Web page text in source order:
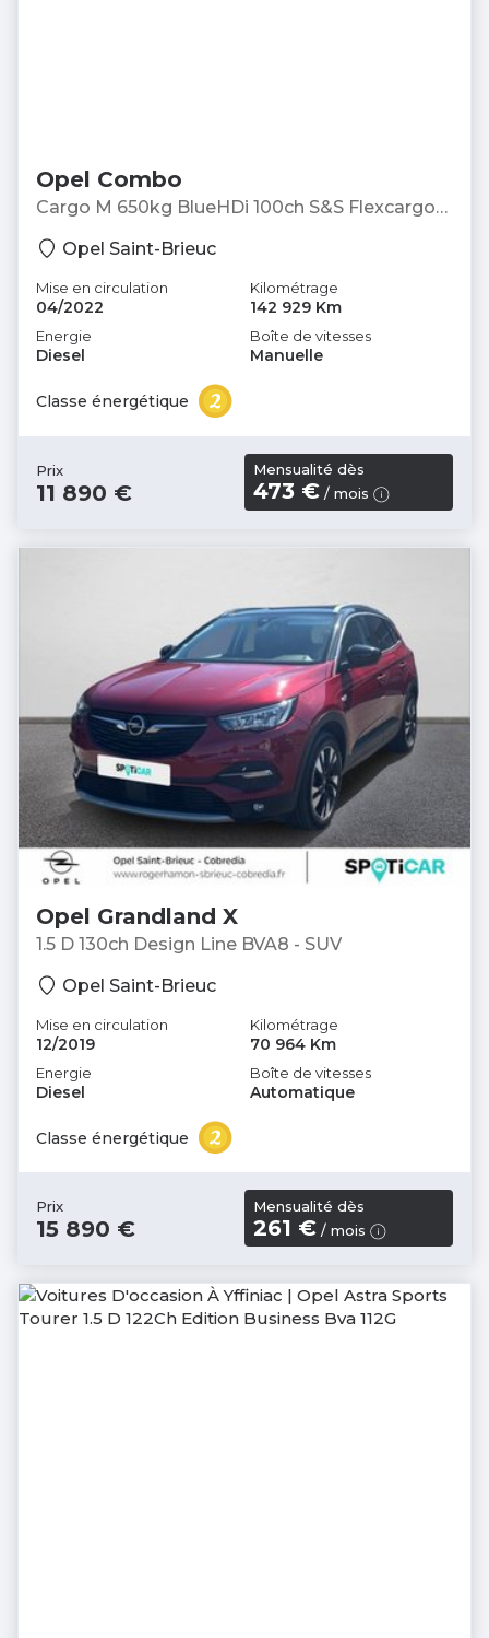
Opel Combo
Cargo M 650kg BlueHDi 100ch S&S Flexcargo
Opel Saint-Brieuc
Mise en circulation
04/2022
Kilométrage
142 929 Km
Energie
Diesel
Boîte de vitesses
Manuelle
Classe énergétique
Prix
11 890 €
Mensualité dès
473 € / mois
Opel Grandland X
1.5 D 130ch Design Line BVA8 - SUV
Opel Saint-Brieuc
Mise en circulation
12/2019
Kilométrage
70 964 Km
Energie
Diesel
Boîte de vitesses
Automatique
Classe énergétique
Prix
15 890 €
Mensualité dès
261 € / mois